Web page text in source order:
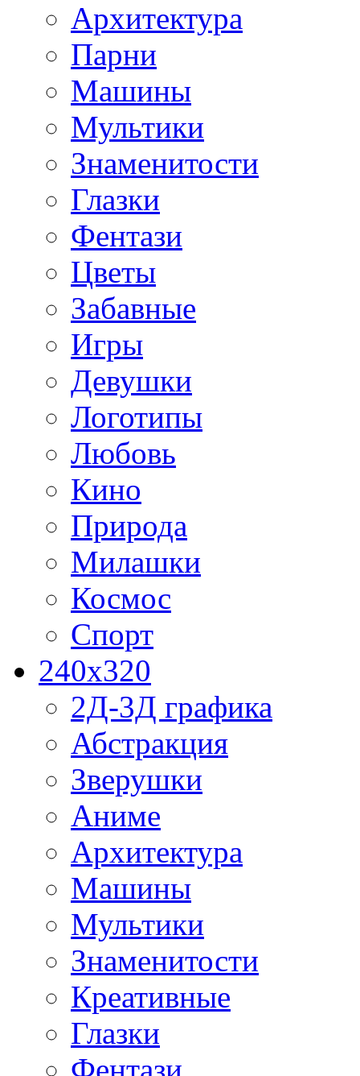
Архитектура
Парни
Машины
Мультики
Знаменитости
Глазки
Фентази
Цветы
Забавные
Игры
Девушки
Логотипы
Любовь
Кино
Природа
Милашки
Космос
Спорт
240x320
2Д-3Д графика
Абстракция
Зверушки
Аниме
Архитектура
Машины
Мультики
Знаменитости
Креативные
Глазки